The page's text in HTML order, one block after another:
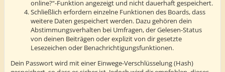
online?“-Funktion angezeigt und nicht dauerhaft gespeichert.
Schließlich erfordern einzelne Funktionen des Boards, dass
weitere Daten gespeichert werden. Dazu gehören dein
Abstimmungsverhalten bei Umfragen, der Gelesen-Status
von deinen Beiträgen oder explizit von dir gesetzte
Lesezeichen oder Benachrichtigungsfunktionen.
Dein Passwort wird mit einer Einwege-Verschlüsselung (Hash)